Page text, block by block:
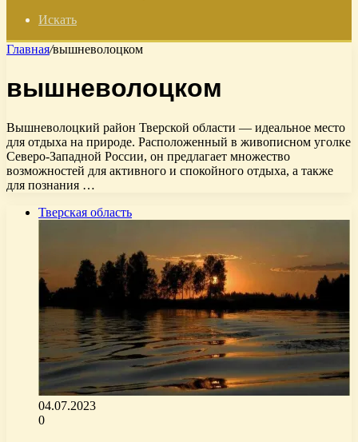
Искать
Главная/вышневолоцком
вышневолоцком
Вышневолоцкий район Тверской области — идеальное место
для отдыха на природе. Расположенный в живописном уголке
Северо-Западной России, он предлагает множество
возможностей для активного и спокойного отдыха, а также
для познания …
Тверская область
04.07.2023
0